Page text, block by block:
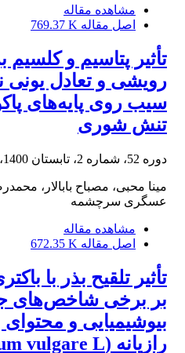
مشاهده مقاله
اصل مقاله 769.37 K
تأثیر پتاسیم و
رویشی و تعادل یونی
سیب روی پایه‌های
تنش شوری
دوره 52، شماره 2، تابستان 1400، صفحه
مینا محبی، مصباح بابالار،
عسگری سرچشمه
مشاهده مقاله
اصل مقاله 672.35 K
تأثیر تلقیح بذر با
بر برخی شاخص‌های
بیوشیمیایی و